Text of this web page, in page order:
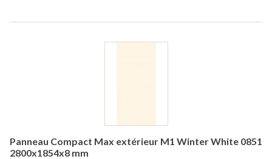
Panneau Compact Max extérieur M1 Winter White 0851
2800x1854x8 mm